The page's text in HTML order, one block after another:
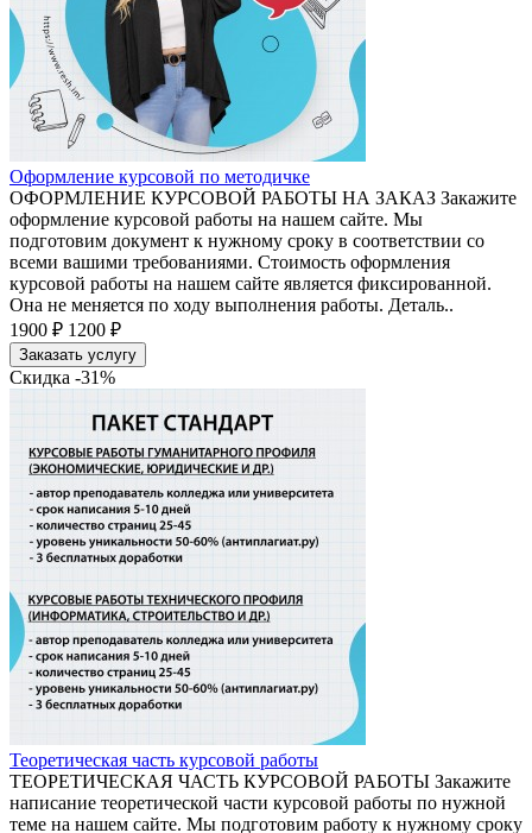
Оформление курсовой по методичке
ОФОРМЛЕНИЕ КУРСОВОЙ РАБОТЫ НА ЗАКАЗ Закажите
оформление курсовой работы на нашем сайте. Мы
подготовим документ к нужному сроку в соответствии со
всеми вашими требованиями. Стоимость оформления
курсовой работы на нашем сайте является фиксированной.
Она не меняется по ходу выполнения работы. Деталь..
1900 ₽ 1200 ₽
Заказать услугу
Скидка -31%
Теоретическая часть курсовой работы
ТЕОРЕТИЧЕСКАЯ ЧАСТЬ КУРСОВОЙ РАБОТЫ Закажите
написание теоретической части курсовой работы по нужной
теме на нашем сайте. Мы подготовим работу к нужному сроку